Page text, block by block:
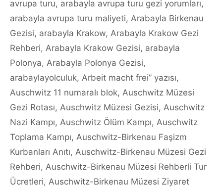
avrupa turu, arabayla avrupa turu gezi yorumları,
arabayla avrupa turu maliyeti, Arabayla Birkenau
Gezisi, arabayla Krakow, Arabayla Krakow Gezi
Rehberi, Arabayla Krakow Gezisi, arabayla
Polonya, Arabayla Polonya Gezisi,
arabaylayolculuk, Arbeit macht frei” yazısı,
Auschwitz 11 numaralı blok, Auschwitz Müzesi
Gezi Rotası, Auschwitz Müzesi Gezisi, Auschwitz
Nazi Kampı, Auschwitz Ölüm Kampı, Auschwitz
Toplama Kampı, Auschwitz-Birkenau Faşizm
Kurbanları Anıtı, Auschwitz-Birkenau Müzesi Gezi
Rehberi, Auschwitz-Birkenau Müzesi Rehberli Tur
Ücretleri, Auschwitz-Birkenau Müzesi Ziyaret